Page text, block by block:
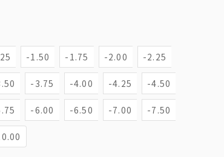
-1.50 -1.75 -2.00 -2.25
-3.75 -4.00 -4.25 -4.50
-6.00 -6.50 -7.00 -7.50